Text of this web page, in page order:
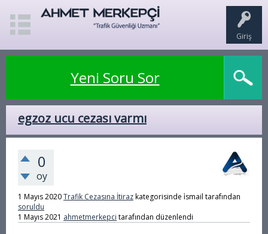
Giriş
Yeni Soru Sor
egzoz ucu cezası varmı
0
oy
1 Mayıs 2020Trafik Cezasına İtirazkategorisinde i̇smail tarafından
soruldu
1 Mayıs 2021 ahmetmerkepci tarafından düzenlendi